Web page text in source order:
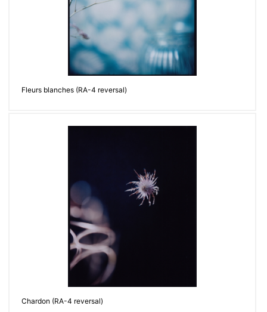
Fleurs blanches (RA-4 reversal)
Chardon (RA-4 reversal)